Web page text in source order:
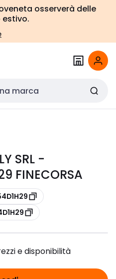
osserverà delle
estivo.
SRL -
FINECORSA
e disponibilità